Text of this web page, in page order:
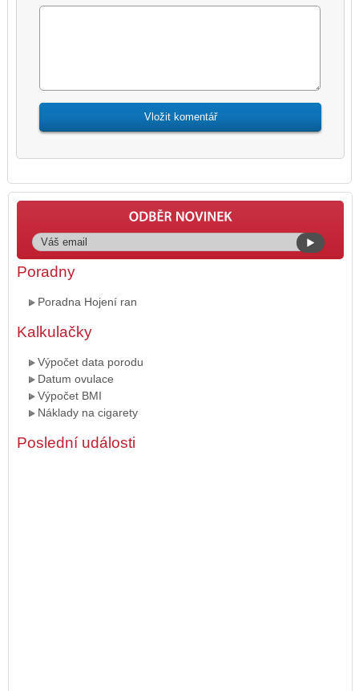
Poradny
Poradna Hojení ran
Kalkulačky
Výpočet data porodu
Datum ovulace
Výpočet BMI
Náklady na cigarety
Poslední události